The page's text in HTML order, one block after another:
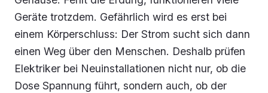
Geräte trotzdem. Gefährlich wird es erst bei
einem Körperschluss: Der Strom sucht sich dann
einen Weg über den Menschen. Deshalb prüfen
Elektriker bei Neuinstallationen nicht nur, ob die
Dose Spannung führt, sondern auch, ob der